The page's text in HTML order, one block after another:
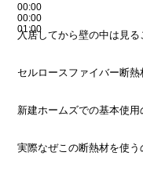
00:00
00:00
01:00
入居してから壁の中は見る
セルロースファイバー断
新建ホームズでの基本使用
実際なぜこの断熱材を使う